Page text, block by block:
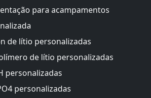
para acampamentos
de lítio personalizadas
de lítio personalizadas
personalizadas
personalizadas